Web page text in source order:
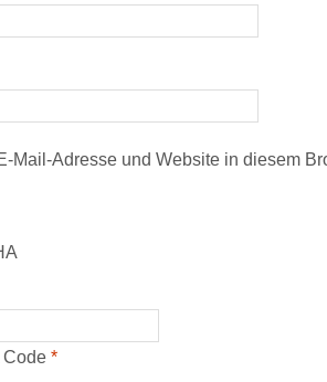
Mail-Adresse und Website in diesem
*